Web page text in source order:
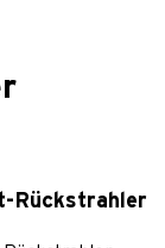
Rückstrahler